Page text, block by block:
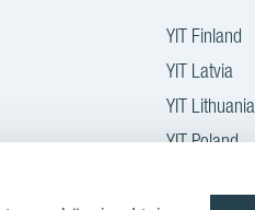
YIT Finland
YIT Latvia
YIT Lithuania
YIT Poland